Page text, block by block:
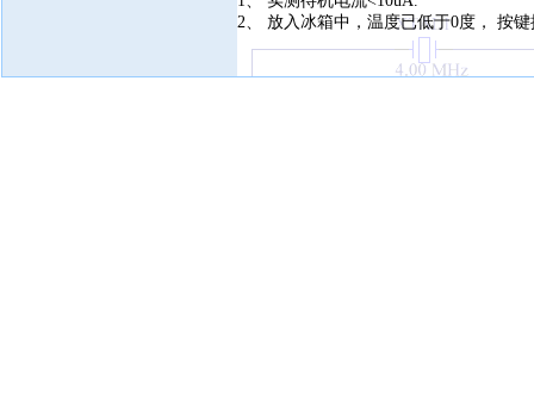
2、 放入冰箱中，温度已低于0度， 按